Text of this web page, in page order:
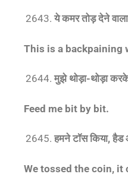
ये कमर तोड़ देने
This is a backpaining
मुझे थोड़ा-थोड़ा
Feed me bit by bit.
हमने टॉस किया, हैड
We tossed the coin, it